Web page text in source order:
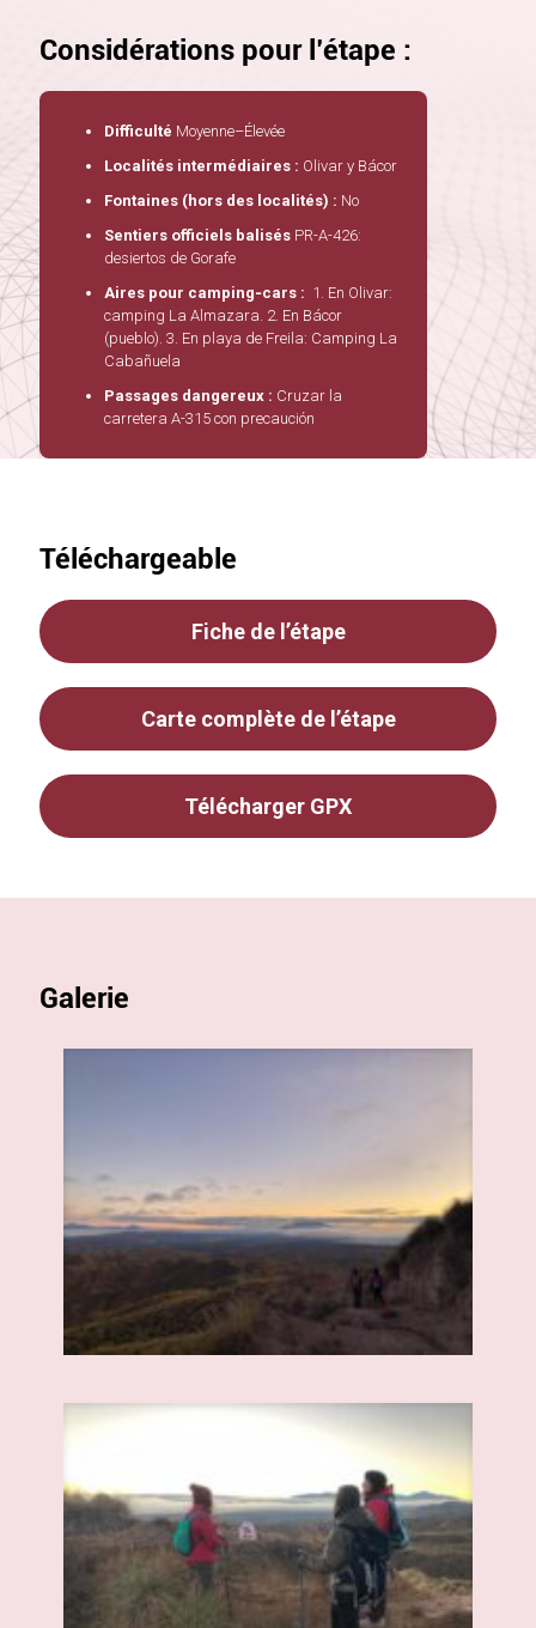
Considérations pour l’étape :
Difficulté Moyenne–Élevée
Localités intermédiaires : Olivar y Bácor
Fontaines (hors des localités) : No
Sentiers officiels balisés PR-A-426:
desiertos de Gorafe
Aires pour camping‑cars : 1. En Olivar:
camping La Almazara. 2. En Bácor
(pueblo). 3. En playa de Freila: Camping La
Cabañuela
Passages dangereux : Cruzar la
carretera A-315 con precaución
Téléchargeable
Fiche de l’étape
Carte complète de l’étape
Télécharger GPX
Galerie